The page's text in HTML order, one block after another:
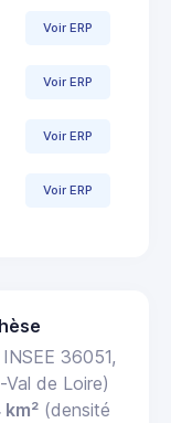
Voir ERP
Voir ERP
Voir ERP
Voir ERP
36051,
de Loire)
(densité